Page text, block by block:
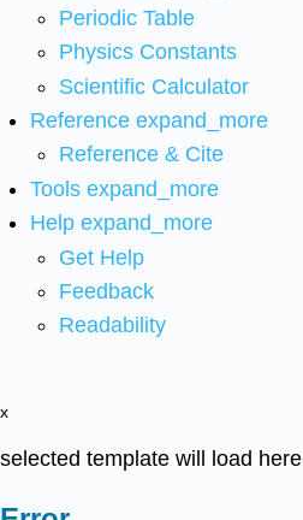
Periodic Table
Physics Constants
Scientific Calculator
Reference expand_more
Reference & Cite
Tools expand_more
Help expand_more
Get Help
Feedback
Readability
x
selected template will load here